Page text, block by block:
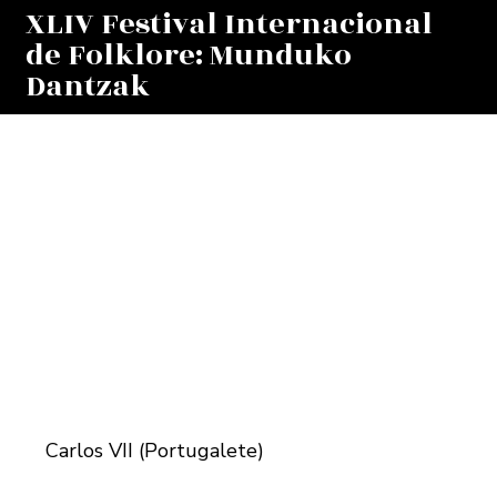
XLIV Festival Internacional
de Folklore: Munduko
Dantzak
Carlos VII (Portugalete)